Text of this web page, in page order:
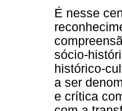
É nesse
sócio-
histórico-
a ser
e crítica